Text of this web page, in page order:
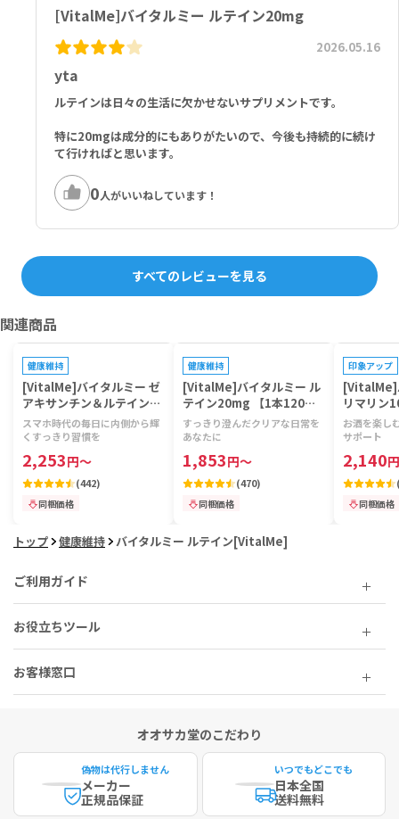
[VitalMe]バイタルミー ルテイン20mg
yta
2026.05.16
ルテインは日々の生活に欠かせないサプリメントです。
特に20mgは成分的にもありがたいので、今後も持続的に続け
て行ければと思います。
0人がいいねしています！
すべてのレビューを見る
関連商品
プレゼントキャンペーン対象
健康維持
[VitalMe]バイタルミー ゼ
アキサンチン＆ルテイン
【1本120錠】
スマホ時代の毎日に内側から輝
くすっきり習慣を
2,253円～
(442)
同梱価格
健康維持
[VitalMe]バイタルミー ル
テイン20mg 【1本120
錠】
すっきり澄んだクリアな日常を
あなたに
1,853円～
(470)
同梱価格
印象アップ
[VitalMe]
リマリン
カプセル
お酒を楽し
サポート
2,140円
同梱価格
トップ 健康維持 バイタルミー ルテイン[VitalMe]
ご利用ガイド
お役立ちツール
お客様窓口
オオサカ堂のこだわり
偽物は代行しません
メーカー
正規品保証
いつでもどこでも
日本全国
送料無料